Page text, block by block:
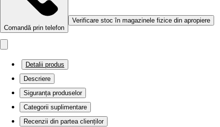
Comandă prin telefon
Verificare stoc în magazinele fizice din apropiere
Detalii produs
Descriere
Siguranța produselor
Categorii suplimentare
Recenzii din partea clienților